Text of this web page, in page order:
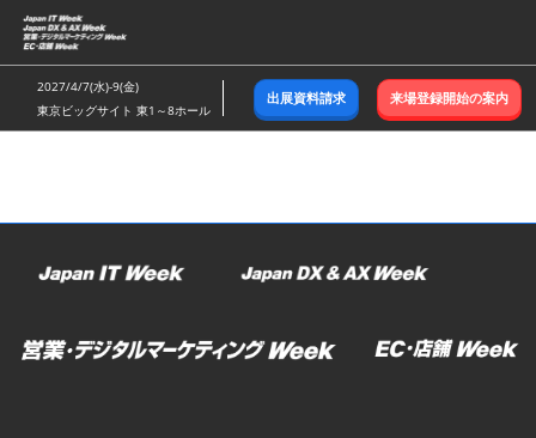
ス
キ
ッ
し
む
2027/4/7(水)-9(金)
東京ビッグサイト 東1～8ホール
出展資料請求 来場登録開始の案内